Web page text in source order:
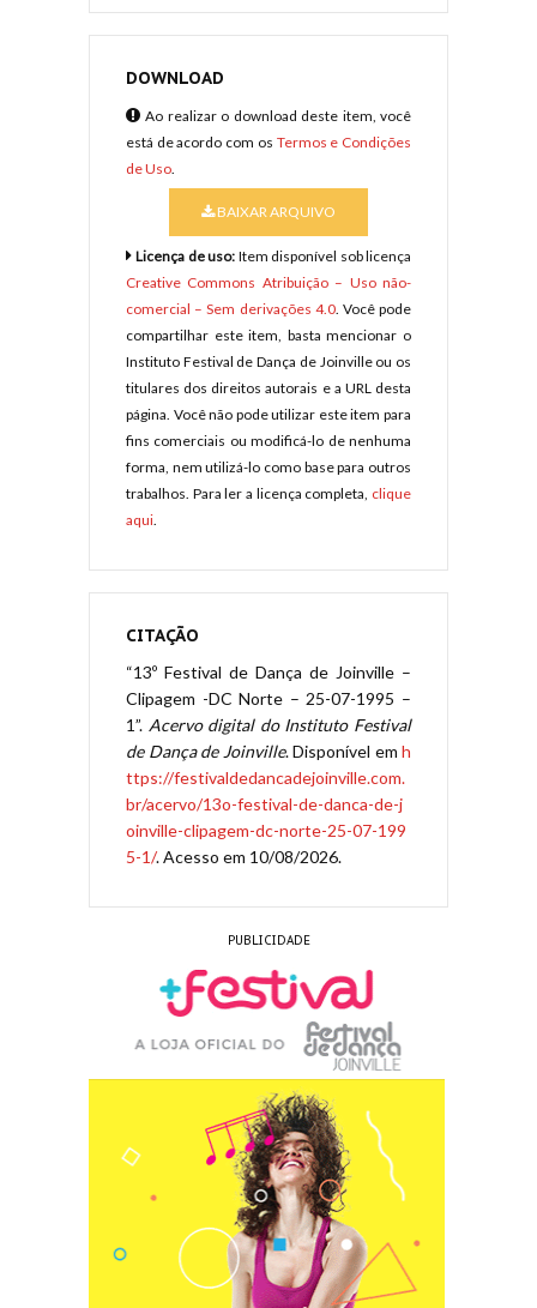
DOWNLOAD
Ao realizar o download deste item, você
está de acordo com os Termos e Condições
de Uso
BAIXAR ARQUIVO
Licença de uso: Item disponível sob licença
Creative Commons Atribuição – Uso não-
comercial – Sem derivações 4.0. Você pode
compartilhar este item, basta mencionar o
Instituto Festival de Dança de Joinville ou os
titulares dos direitos autorais e a URL desta
página. Você não pode utilizar este item para
fins comerciais ou modificá-lo de nenhuma
forma, nem utilizá-lo como base para outros
trabalhos. Para ler a licença completa, clique
aqui
CITAÇÃO
“13º Festival de Dança de Joinville –
Clipagem -DC Norte – 25-07-1995 –
1”. Acervo digital do Instituto Festival
de Dança de Joinville. Disponível em h
ttps://festivaldedancadejoinville.com.
br/acervo/13o-festival-de-danca-de-j
oinville-clipagem-dc-norte-25-07-199
5-1/. Acesso em 10/08/2026.
PUBLICIDADE